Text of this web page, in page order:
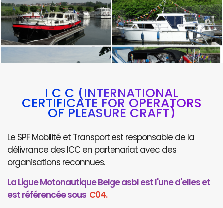
I C C (INTERNATIONAL
CERTIFICATE FOR OPERATORS
OF PLEASURE CRAFT)
Le SPF Mobilité et Transport est responsable de la
délivrance des ICC en partenariat avec des
organisations reconnues.
La Ligue Motonautique Belge asbl est l'une d'elles et
est référencée sous C04.